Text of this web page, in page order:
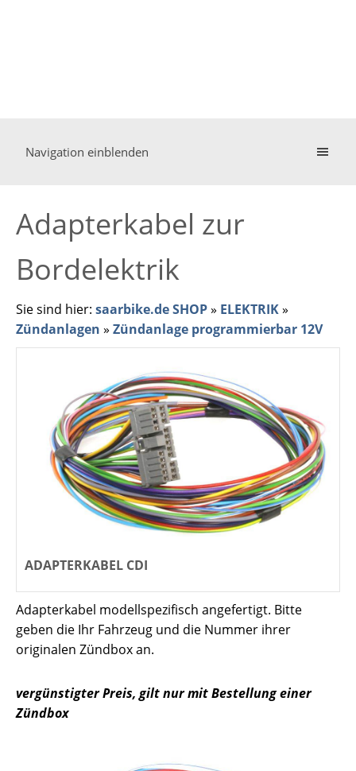
Navigation einblenden
Adapterkabel zur
Bordelektrik
Sie sind hier: saarbike.de SHOP» ELEKTRIK»
Zündanlagen » Zündanlage programmierbar 12V
ADAPTERKABEL CDI
Adapterkabel modellspezifisch angefertigt. Bitte
geben die Ihr Fahrzeug und die Nummer ihrer
originalen Zündbox an.
vergünstigter Preis, gilt nur mit Bestellung einer
Zündbox